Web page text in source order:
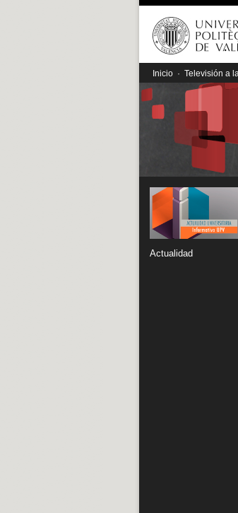
Inicio · Televisión a
Actualidad